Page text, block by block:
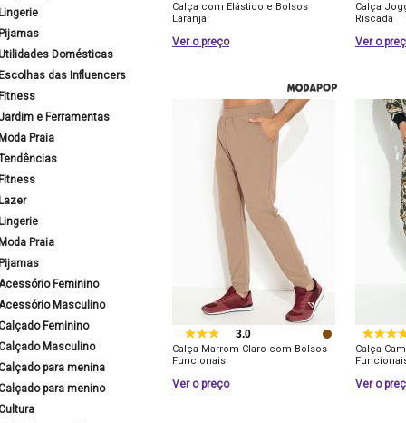
Domésticas
das Influencers
e Ferramentas
Praia
Praia
Feminino
Masculino
Feminino
Masculino
para menina
para menino
Calça com Elástico e Bolsos
Laranja
Ver o preço
Calça
Riscada
Ver o
3.0
Calça Marrom Claro com Bolsos
Funcionais
Ver o preço
Calça
Ver o